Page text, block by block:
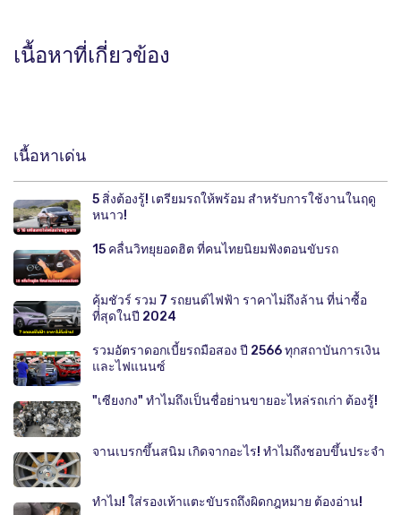
เนื้อหาที่เกี่ยวข้อง
เนื้อหาเด่น
5 สิ่งต้องรู้! เตรียมรถให้พร้อม สำหรับการใช้งานในฤดู
หนาว!
15 คลื่นวิทยุยอดฮิต ที่คนไทยนิยมฟังตอนขับรถ
คุ้มชัวร์ รวม 7 รถยนต์ไฟฟ้า ราคาไม่ถึงล้าน ที่น่าซื้อ
ที่สุดในปี 2024
รวมอัตราดอกเบี้ยรถมือสอง ปี 2566 ทุกสถาบันการเงิน
และไฟแนนซ์
"เซียงกง" ทำไมถึงเป็นชื่อย่านขายอะไหล่รถเก่า ต้องรู้!
จานเบรกขึ้นสนิม เกิดจากอะไร! ทำไมถึงชอบขึ้นประจำ
ทำไม! ใส่รองเท้าแตะขับรถถึงผิดกฎหมาย ต้องอ่าน!